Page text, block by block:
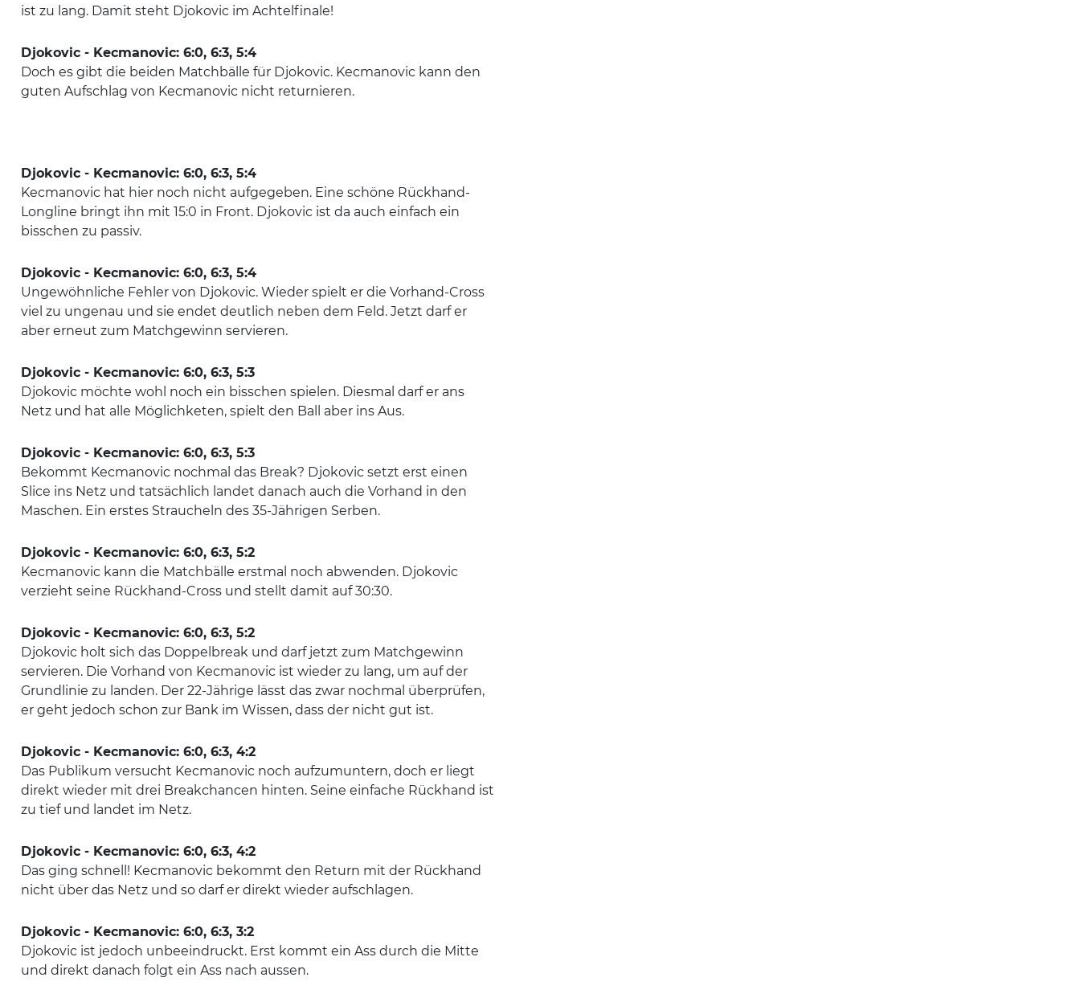
ist zu lang. Damit steht Djokovic im Achtelfinale!
Djokovic - Kecmanovic: 6:0, 6:3, 5:4
Doch es gibt die beiden Matchbälle für Djokovic. Kecmanovic kann den
guten Aufschlag von Kecmanovic nicht returnieren.
Djokovic - Kecmanovic: 6:0, 6:3, 5:4
Kecmanovic hat hier noch nicht aufgegeben. Eine schöne Rückhand-
Longline bringt ihn mit 15:0 in Front. Djokovic ist da auch einfach ein
bisschen zu passiv.
Djokovic - Kecmanovic: 6:0, 6:3, 5:4
Ungewöhnliche Fehler von Djokovic. Wieder spielt er die Vorhand-Cross
viel zu ungenau und sie endet deutlich neben dem Feld. Jetzt darf er
aber erneut zum Matchgewinn servieren.
Djokovic - Kecmanovic: 6:0, 6:3, 5:3
Djokovic möchte wohl noch ein bisschen spielen. Diesmal darf er ans
Netz und hat alle Möglichketen, spielt den Ball aber ins Aus.
Djokovic - Kecmanovic: 6:0, 6:3, 5:3
Bekommt Kecmanovic nochmal das Break? Djokovic setzt erst einen
Slice ins Netz und tatsächlich landet danach auch die Vorhand in den
Maschen. Ein erstes Straucheln des 35-Jährigen Serben.
Djokovic - Kecmanovic: 6:0, 6:3, 5:2
Kecmanovic kann die Matchbälle erstmal noch abwenden. Djokovic
verzieht seine Rückhand-Cross und stellt damit auf 30:30.
Djokovic - Kecmanovic: 6:0, 6:3, 5:2
Djokovic holt sich das Doppelbreak und darf jetzt zum Matchgewinn
servieren. Die Vorhand von Kecmanovic ist wieder zu lang, um auf der
Grundlinie zu landen. Der 22-Jährige lässt das zwar nochmal überprüfen,
er geht jedoch schon zur Bank im Wissen, dass der nicht gut ist.
Djokovic - Kecmanovic: 6:0, 6:3, 4:2
Das Publikum versucht Kecmanovic noch aufzumuntern, doch er liegt
direkt wieder mit drei Breakchancen hinten. Seine einfache Rückhand ist
zu tief und landet im Netz.
Djokovic - Kecmanovic: 6:0, 6:3, 4:2
Das ging schnell! Kecmanovic bekommt den Return mit der Rückhand
nicht über das Netz und so darf er direkt wieder aufschlagen.
Djokovic - Kecmanovic: 6:0, 6:3, 3:2
Djokovic ist jedoch unbeeindruckt. Erst kommt ein Ass durch die Mitte
und direkt danach folgt ein Ass nach aussen.